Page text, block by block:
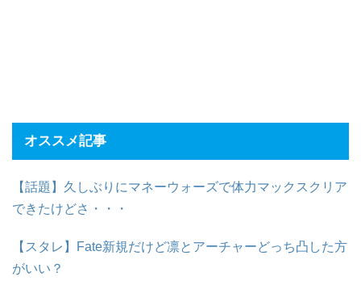
オススメ記事
【話題】久しぶりにマネーウォーズで体力マックスクリア
できたけどさ・・・
【スタレ】Fate新規だけど凛とアーチャーどっち凸した方
がいい？